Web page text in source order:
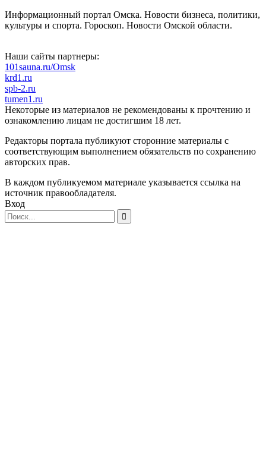
Информационный портал Омска. Новости бизнеса, политики,
культуры и спорта. Гороскоп. Новости Омской области.
Наши сайты партнеры:
101sauna.ru/Omsk
krd1.ru
spb-2.ru
tumen1.ru
Некоторые из материалов не рекомендованы к прочтению и
ознакомлению лицам не достигшим 18 лет.
Редакторы портала публикуют сторонние материалы с
соответствующим выполнением обязательств по сохранению
авторских прав.
В каждом публикуемом материале указывается ссылка на
источник правообладателя.
Вход